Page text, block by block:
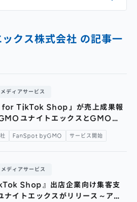
用
クス株式会社 の記事一
ディアサービス
TikTok Shop」が売上成果報
ユナイトエックスとGMO
FanSpot byGMO サービス開始
ディアサービス
Shop』出店企業向け集客支
イトエックスがリリース～アプ